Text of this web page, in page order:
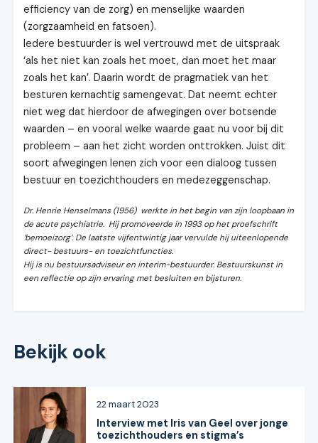
efficiency van de zorg) en menselijke waarden
(zorgzaamheid en fatsoen).
Iedere bestuurder is wel vertrouwd met de uitspraak
‘als het niet kan zoals het moet, dan moet het maar
zoals het kan’. Daarin wordt de pragmatiek van het
besturen kernachtig samengevat. Dat neemt echter
niet weg dat hierdoor de afwegingen over botsende
waarden – en vooral welke waarde gaat nu voor bij dit
probleem – aan het zicht worden onttrokken. Juist dit
soort afwegingen lenen zich voor een dialoog tussen
bestuur en toezichthouders en medezeggenschap.
Dr. Henrie Henselmans (1956) werkte in het begin van zijn loopbaan in
de acute psychiatrie. Hij promoveerde in 1993 op het proefschrift
‘bemoeizorg’. De laatste vijfentwintig jaar vervulde hij uiteenlopende
direct- bestuurs- en toezichtfuncties.
Hij is nu bestuursadviseur en interim-bestuurder. Bestuurskunst in
een reflectie op zijn ervaring met besluiten en bijsturen.
Bekijk ook
Interview met Iris van Geel over jonge
toezichthouders en stigma’s
22 maart 2023